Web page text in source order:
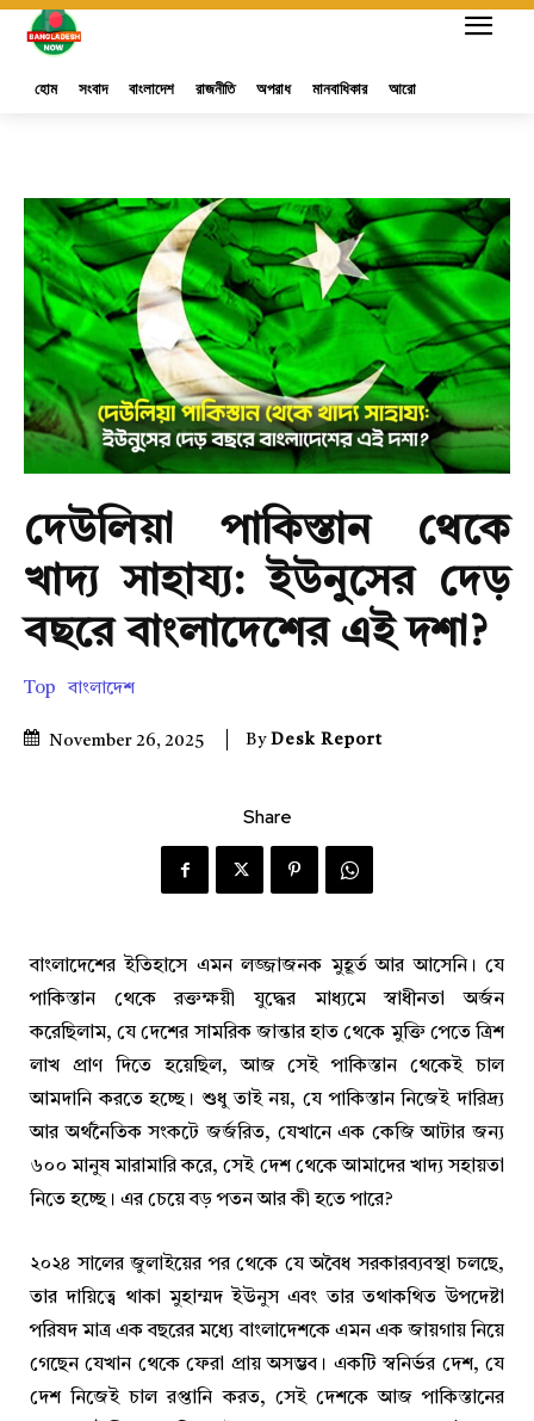
হোম সংবাদ বাংলাদেশ রাজনীতি অপরাধ মানবাধিকার আরো
দেউলিয়া পাকিস্তান থেকে
খাদ্য সাহায্য: ইউনুসের দেড়
বছরে বাংলাদেশের এই দশা?
Top বাংলাদেশ
November 26, 2025 By Desk Report
Share
বাংলাদেশের ইতিহাসে এমন লজ্জাজনক মুহূর্ত আর আসেনি। যে
পাকিস্তান থেকে রক্তক্ষয়ী যুদ্ধের মাধ্যমে স্বাধীনতা অর্জন
করেছিলাম, যে দেশের সামরিক জান্তার হাত থেকে মুক্তি পেতে ত্রিশ
লাখ প্রাণ দিতে হয়েছিল, আজ সেই পাকিস্তান থেকেই চাল
আমদানি করতে হচ্ছে। শুধু তাই নয়, যে পাকিস্তান নিজেই দারিদ্র্য
আর অর্থনৈতিক সংকটে জর্জরিত, যেখানে এক কেজি আটার জন্য
৬০০ মানুষ মারামারি করে, সেই দেশ থেকে আমাদের খাদ্য সহায়তা
নিতে হচ্ছে। এর চেয়ে বড় পতন আর কী হতে পারে?
২০২৪ সালের জুলাইয়ের পর থেকে যে অবৈধ সরকারব্যবস্থা চলছে,
তার দায়িত্বে থাকা মুহাম্মদ ইউনুস এবং তার তথাকথিত উপদেষ্টা
পরিষদ মাত্র এক বছরের মধ্যে বাংলাদেশকে এমন এক জায়গায় নিয়ে
গেছেন যেখান থেকে ফেরা প্রায় অসম্ভব। একটি স্বনির্ভর দেশ, যে
দেশ নিজেই চাল রপ্তানি করত, সেই দেশকে আজ পাকিস্তানের